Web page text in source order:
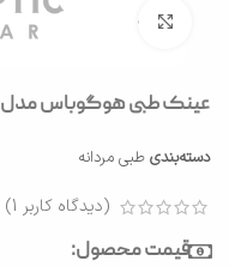
بزرگنمایی تصویر
عینک طبی هوگوباس مدل HB56016
دسته‌بندی طبی مردانه
(دیدگاه کاربر 1
)
قیمت محصول: